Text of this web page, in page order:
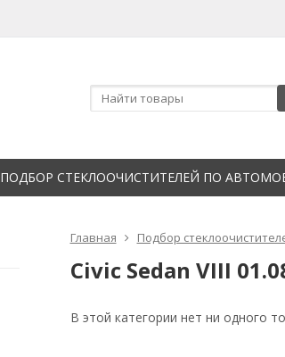
ПОДБОР СТЕКЛООЧИСТИТЕЛЕЙ ПО
Главная Подбор
Civic Sedan VIII
В этой категории нет ни одного